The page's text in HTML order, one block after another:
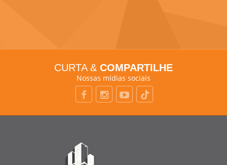
CURTA & COMPARTILHE
Nossas mídias sociais